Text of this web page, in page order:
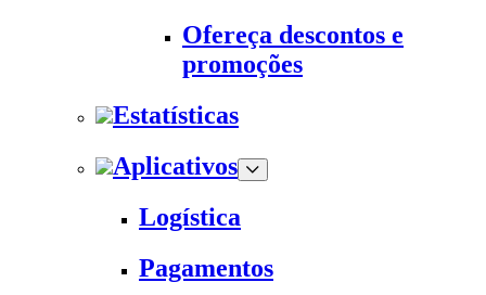
Ofereça descontos e
promoções
Estatísticas
Aplicativos
Logística
Pagamentos